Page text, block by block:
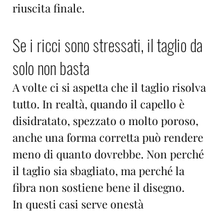
riuscita finale.
Se i ricci sono stressati, il taglio da
solo non basta
A volte ci si aspetta che il taglio risolva
tutto. In realtà, quando il capello è
disidratato, spezzato o molto poroso,
anche una forma corretta può rendere
meno di quanto dovrebbe. Non perché
il taglio sia sbagliato, ma perché la
fibra non sostiene bene il disegno.
In questi casi serve onestà